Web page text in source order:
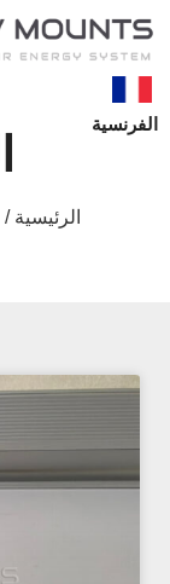
الفرنسية
الرئيسية /